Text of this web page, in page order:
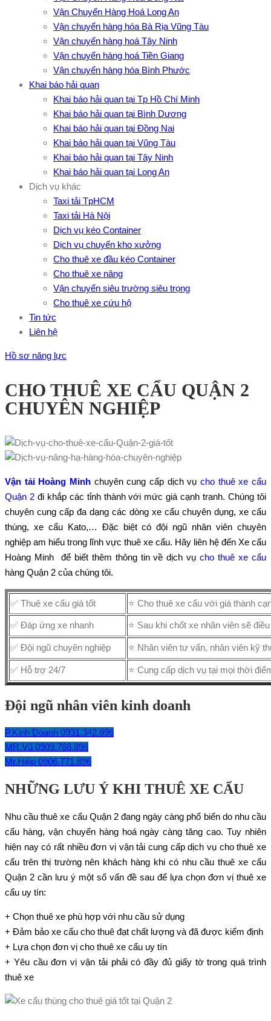
Vận Chuyển Hàng Hoá Long An
Vận chuyển hàng hóa Bà Rịa Vũng Tàu
Vận chuyển hàng hoá Tây Ninh
Vận chuyển hàng hoá Tiền Giang
Vận chuyển hàng hóa Bình Phước
Khai báo hải quan
Khai báo hải quan tại Tp Hồ Chí Minh
Khai báo hải quan tại Bình Dương
Khai báo hải quan tại Đồng Nai
Khai báo hải quan tại Vũng Tàu
Khai báo hải quan tại Tây Ninh
Khai báo hải quan tại Long An
Dịch vụ khác
Taxi tải TpHCM
Taxi tải Hà Nội
Dịch vụ kéo Container
Dịch vụ chuyển kho xưởng
Cho thuê xe đầu kéo Container
Cho thuê xe nâng
Vận chuyển siêu trường siêu trọng
Cho thuê xe cứu hộ
Tin tức
Liên hệ
Hồ sơ năng lực
CHO THUÊ XE CẨU QUẬN 2
CHUYÊN NGHIỆP
Vận tải Hoàng Minh chuyên cung cấp dịch vụ cho thuê xe cẩu
Quận 2đi khắp các tỉnh thành với mức giá cạnh tranh. Chúng tôi
chuyên cung cấp đa dạng các dòng xe cẩu chuyên dụng, xe cẩu
thùng, xe cẩu Kato,… Đặc biệt có đội ngũ nhân viên chuyên
nghiệp am hiểu trong lĩnh vực thuê xe cẩu. Hãy liên hệ đến Xe cẩu
Hoàng Minh để biết thêm thông tin về dịch vụcho thuê xe cẩu
hàng Quận 2 của chúng tôi.
✅ Thuê xe cẩu giá tốt ⭐ Cho thuê xe cẩu với giá thành
✅ Đáp ứng xe nhanh ⭐ Sau khi chốt xe nhân viên sẽ
✅ Đội ngũ chuyên nghiệp ⭐ Nhân viên tư vấn, nhân viên kỹ
✅ Hỗ trợ 24/7 ⭐ Cung cấp dịch vụ tại mọi thời
Đội ngũ nhân viên kinh doanh
P.Kinh Doanh 0931.342.896
MR.Vũ 0909.768.896
Mr.Hiệp 0906.771.896
NHỮNG LƯU Ý KHI THUÊ XE CẨU
Nhu cầu thuê xe cẩu Quận 2 đang ngày càng phổ biến do nhu cầu
cẩu hàng, vận chuyển hàng hoá ngày càng tăng cao. Tuy nhiên
hiện nay có rất nhiều đơn vị vận tải cung cấp dịch vụ cho thuê xe
cẩu trên thị trường nên khách hàng khi có nhu cầu thuê xe cẩu
Quận 2 cần lưu ý một số vấn đề sau để lựa chọn đơn vị thuê xe
cẩu uy tín:
+ Chọn thuê xe phù hợp với nhu cầu sử dụng
+ Đảm bảo xe cẩu cho thuê đạt chất lượng và đã được kiểm định
+ Lựa chọn đơn vị cho thuê xe cẩu uy tín
+ Yêu cầu đơn vị vận tải phải có đầy đủ giấy tờ trong quá trình
thuê xe